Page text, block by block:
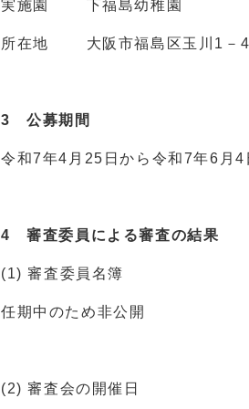
実施園 下福島幼稚園
所在地 大阪市福島区玉川1－
3 公募期間
令和7年4月 25 日から令和7年6月4
4 審査委員による審査の結果
(1) 審査委員名簿
任期中のため非公開
(2) 審査会の開催日